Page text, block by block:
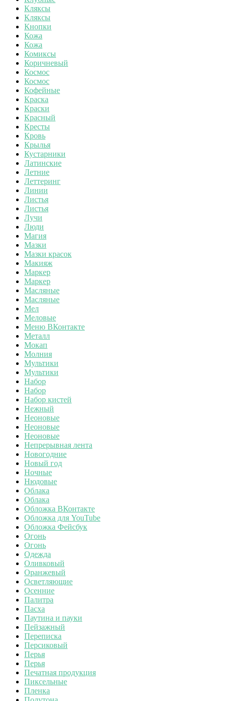
Кляксы
Кляксы
Кнопки
Кожа
Кожа
Комиксы
Коричневый
Космос
Космос
Кофейные
Краска
Краски
Красный
Кресты
Кровь
Крылья
Кустарники
Латинские
Летние
Леттеринг
Линии
Листья
Листья
Лучи
Люди
Магия
Мазки
Мазки красок
Макияж
Маркер
Маркер
Масляные
Масляные
Мел
Меловые
Меню ВКонтакте
Металл
Мокап
Молния
Мультики
Мультики
Набор
Набор
Набор кистей
Нежный
Неоновые
Неоновые
Неоновые
Непрерывная лента
Новогодние
Новый год
Ночные
Нюдовые
Облака
Облака
Обложка ВКонтакте
Обложка для YouTube
Обложка Фейсбук
Огонь
Огонь
Одежда
Оливковый
Оранжевый
Осветляющие
Осенние
Палитра
Пасха
Паутина и пауки
Пейзажный
Переписка
Персиковый
Перья
Перья
Печатная продукция
Пиксельные
Пленка